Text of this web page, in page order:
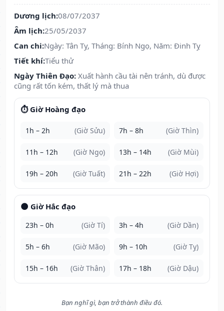
Dương lịch:08/07/2037
Âm lịch:25/05/2037
Can chi:Ngày: Tân Tỵ, Tháng: Bính Ngọ, Năm: Đinh Tỵ
Tiết khí:Tiểu thử
Ngày Thiên Đạo: Xuất hành cầu tài nên tránh, dù được
cũng rất tốn kém, thất lý mà thua
⏱️ Giờ Hoàng đạo
1h – 2h (Giờ Sửu) 7h – 8h (Giờ Thìn)
11h – 12h (Giờ Ngọ) 13h – 14h (Giờ Mùi)
19h – 20h (Giờ Tuất) 21h – 22h (Giờ Hợi)
🌑 Giờ Hắc đạo
23h – 0h (Giờ Tí) 3h – 4h (Giờ Dần)
5h – 6h (Giờ Mão) 9h – 10h (Giờ Tỵ)
15h – 16h (Giờ Thân) 17h – 18h (Giờ Dậu)
Bạn nghĩ gì, bạn trở thành điều đó.